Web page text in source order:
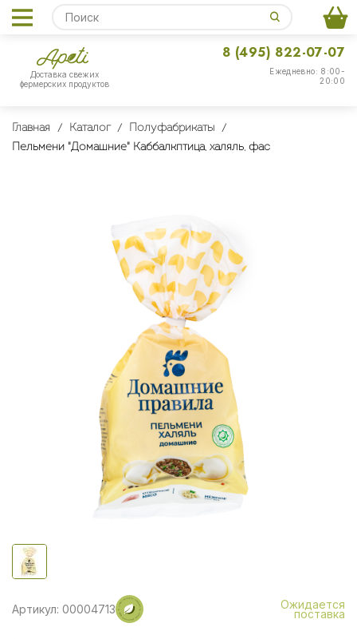
Доставка свежих
фермерских продуктов
Ежедневно: 8:00-
20:00
8 (495) 822-07-07
Главная Каталог
Полуфабрикаты
Пельмени "Домашние" Каббалкптица, халяль, фас
Артикул: 00004713 Ожидается
поставка